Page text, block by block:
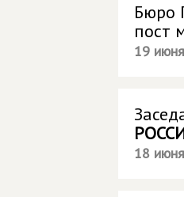
Бюро
пост
19
18